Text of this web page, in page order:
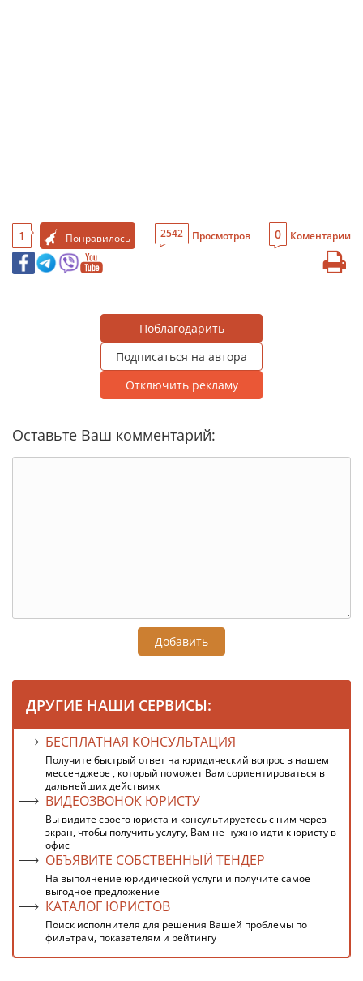
1 Понравилось 2542 Просмотров 0 Коментарии
Поблагодарить
Подписаться на автора
Отключить рекламу
Оставьте Ваш комментарий:
Добавить
ДРУГИЕ НАШИ СЕРВИСЫ:
БЕСПЛАТНАЯ КОНСУЛЬТАЦИЯ
Получите быстрый ответ на юридический вопрос в нашем
мессенджере , который поможет Вам сориентироваться в
дальнейших действиях
ВИДЕОЗВОНОК ЮРИСТУ
Вы видите своего юриста и консультируетесь с ним через
экран, чтобы получить услугу, Вам не нужно идти к юристу в
офис
ОБЪЯВИТЕ СОБСТВЕННЫЙ ТЕНДЕР
На выполнение юридической услуги и получите самое
выгодное предложение
КАТАЛОГ ЮРИСТОВ
Поиск исполнителя для решения Вашей проблемы по
фильтрам, показателям и рейтингу